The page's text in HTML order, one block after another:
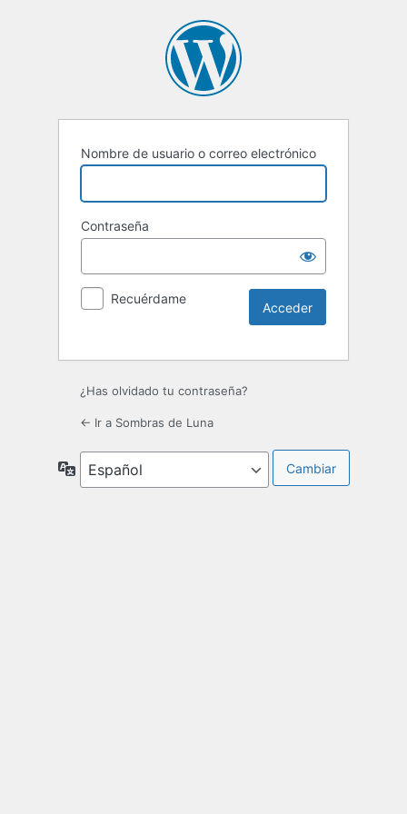
Nombre de usuario o correo electrónico
Contraseña
Recuérdame
¿Has olvidado tu contraseña?
← Ir a Sombras de Luna
Idioma